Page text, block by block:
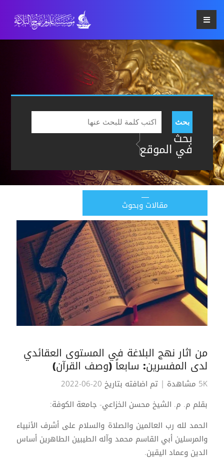
بحث
بحث
في الموقع
مقالات وبحوث
من اثار نهج البلاغة في المستوى العقائدي
لدى المفسرين: سابعاً (وصف القرآن)
5K مشاهدة
| تم اضافته بتاريخ 20-06-2022
بقلم م. م. الشيخ محسن الخزاعي- جامعة الكوفة:
الحمد لله رب العالمين والصلاة والسلام على أشرف الأنبياء
والمرسلين أبي القاسم محمد وآله الطيبين الطاهرين أساس
الدين وعماد اليقين.